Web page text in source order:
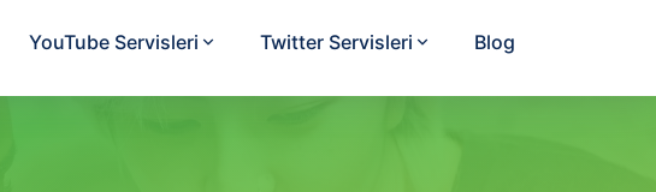
YouTube Servisleri Twitter Servisleri Blog